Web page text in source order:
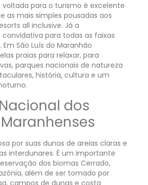
para o turismo é excelente
as mais simples pousadas aos
all inclusive. Já a
para todas as faixas
São Luís do Maranhão
praias para relaxar, para
parques nacionais de natureza
história, cultura e um
dos
por suas dunas de areias claras e
interdunares. É um importante
dos biomas Cerrado,
além de ser tomado por
campos de dunas e costa